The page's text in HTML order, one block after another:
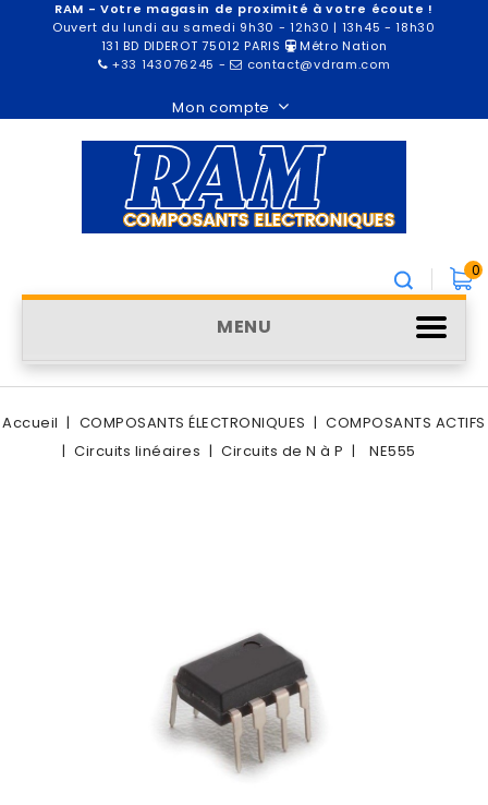
RAM - Votre magasin de proximité à votre écoute !
Ouvert du lundi au samedi 9h30 - 12h30 | 13h45 - 18h30
131 BD DIDEROT 75012 PARIS
Métro Nation
+33 143076245 - contact@vdram.com
Mon compte
0
MENU
Accueil COMPOSANTS ÉLECTRONIQUES
COMPOSANTS ACTIFS
Circuits linéaires
Circuits de N à P NE555